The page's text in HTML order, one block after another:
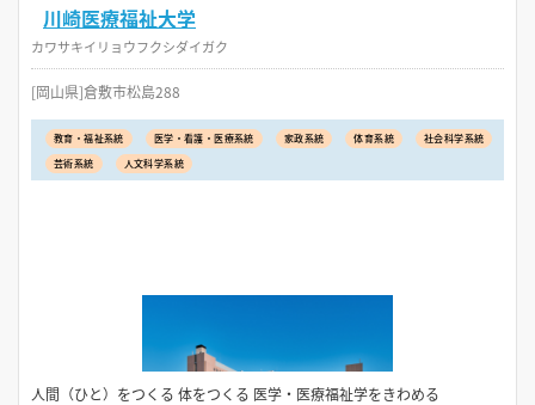
川崎医療福祉大学
カワサキイリョウフクシダイガク
[岡山県]倉敷市松島288
教育・福祉系統 医学・看護・医療系統 家政系統 体育系統
社会科学系統
芸術系統
人文科学系統
人間（ひと）をつくる 体をつくる 医学・医療福祉学をきわめる